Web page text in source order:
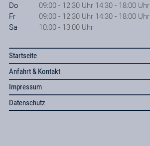
Do
09:00 - 12:30 Uhr 14:30 - 18:00 Uhr
Fr
09:00 - 12:30 Uhr 14:30 - 18:00 Uhr
Sa
10:00 - 13:00 Uhr
Startseite
Anfahrt & Kontakt
Impressum
Datenschutz